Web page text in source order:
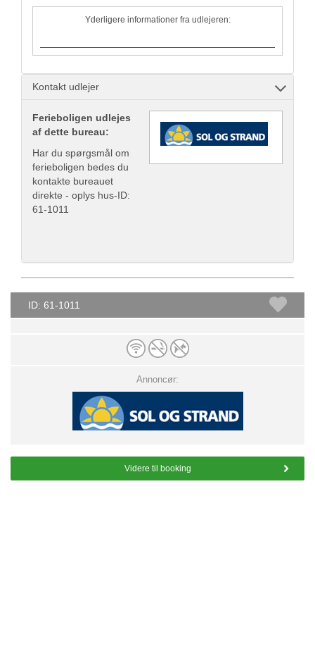
Yderligere informationer fra udlejeren:
Kontakt udlejer
Ferieboligen udlejes
af dette bureau:
Har du spørgsmål om
ferieboligen bedes du
kontakte bureauet
direkte - oplys hus-ID:
61-1011
ID: 61-1011
Annoncør:
Videre til booking